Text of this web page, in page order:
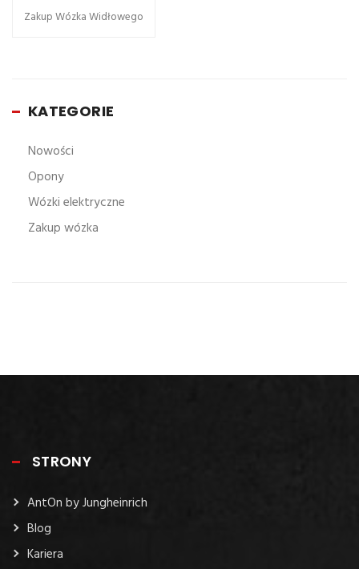
Zakup Wózka Widłowego
KATEGORIE
Nowości
Opony
Wózki elektryczne
Zakup wózka
STRONY
AntOn by Jungheinrich
Blog
Kariera